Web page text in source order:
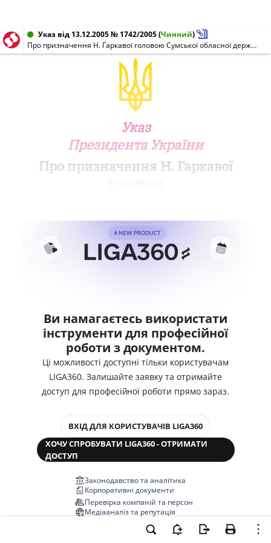
Указ від 13.12.2005 № 1742/2005(Чинний)
Про призначення Н. Гаркавої головою Сумської обласної державної адміністрації
Указ
Президента України
Про призначення Н. Гаркавої
Ви намагаєтесь використати
інструменти для професійної
роботи з документом.
Ці можливості доступні тільки користувачам
LIGA360. Залишайте заявку та отримайте
доступ для професійної роботи прямо зараз.
ВХІД ДЛЯ КОРИСТУВАЧІВ LIGA360
ХОЧУ СПРОБУВАТИ LIGA360 - ОТРИМАТИ
ДОСТУП
Законодавство та аналітика
Корпоративні документи
Перевірка компаній та персон
Медіааналіз та репутація
Аналіз судової практики
Автоматизація договорів